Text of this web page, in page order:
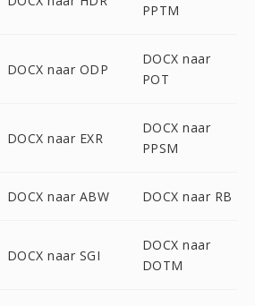
PPTM
DOCX naar ODP
DOCX naar
POT
DOCX naar EXR
DOCX naar
PPSM
DOCX naar ABW DOCX naar RB
DOCX naar SGI
DOCX naar
DOTM